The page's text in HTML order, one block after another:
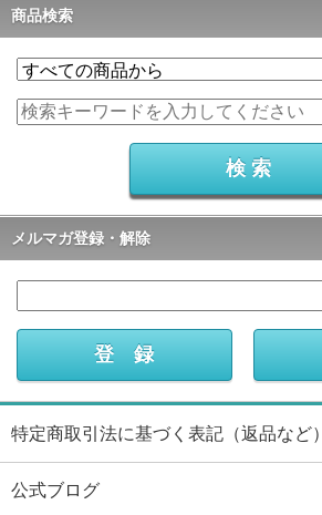
商品検索
メルマガ登録・解除
特定商取引法に基づく表記（返品など）
公式ブログ